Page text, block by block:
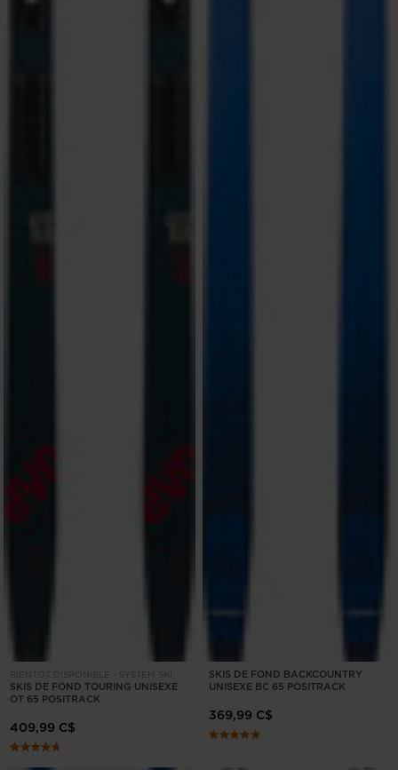
BIENTÔT DISPONIBLE - SYSTEM SKI
SKIS DE FOND TOURING UNISEXE
OT 65 POSITRACK
409,99 C$
SKIS DE FOND BACKCOUNTRY
UNISEXE BC 65 POSITRACK
369,99 C$